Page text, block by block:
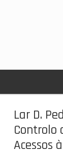
Lar D.
Controlo
Acessos